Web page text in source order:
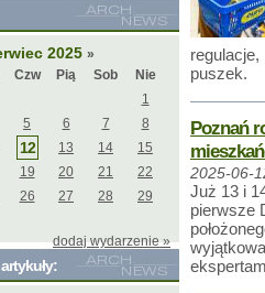
puszek.
Poznań
2025-06-
Już 13 i
pierwsze
2025 »
Czw Pią Sob
Nie
1
5 6 7
8
12 13 14
15
19 20 21
22
26 27 28
29
dodaj wydarzenie »